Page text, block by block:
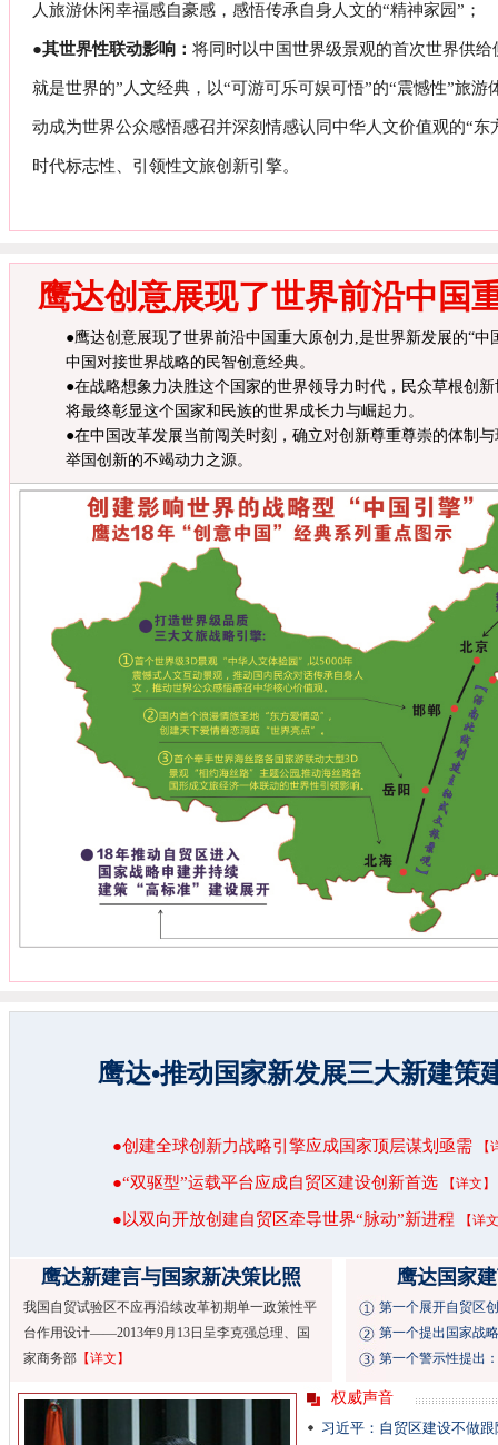
人旅游休闲幸福感自豪感，感悟传承自身人文的“精神家园”；
●其世界性联动影响： 将同时以中国世界级景观的首次世界供给
就是世界的”人文经典，以“可游可乐可娱可悟”的“震憾性”旅游
动成为世界公众感悟感召并深刻情感认同中华人文价值观的“东
时代标志性、引领性文旅创新引擎。
鹰达创意展现了世界前沿中国
●鹰达创意展现了世界前沿中国重大原创力,是世界新发展的“中
中国对接世界战略的民智创意经典。
●在战略想象力决胜这个国家的世界领导力时代，民众草根创
将最终彰显这个国家和民族的世界成长力与崛起力。
●在中国改革发展当前闯关时刻，确立对创新尊重尊崇的体制
举国创新的不竭动力之源。
鹰达•推动国家新发展三大新建
●创建全球创新力战略引擎应成国家顶层谋划亟需
●“双驱型”运载平台应成自贸区建设创新首选 【详文】
●以双向开放创建自贸区牵导世界“脉动”新进程 【详
鹰达新建言与国家新决策比照
我国自贸试验区不应再沿续改革初期单一政策性平
台作用设计——2013年9月13日呈李克强总理、国
家商务部 【详文】
鹰达国家
第一个展开自贸区
第一个提出国家战
第一个警示性提出
权威声音
习近平：自贸区建设不做